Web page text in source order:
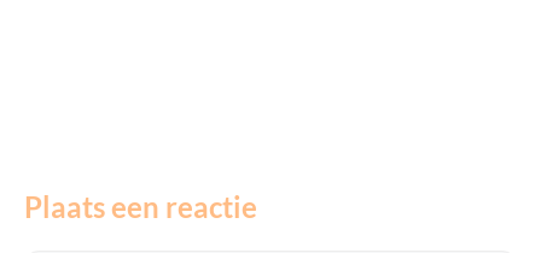
Plaats een reactie